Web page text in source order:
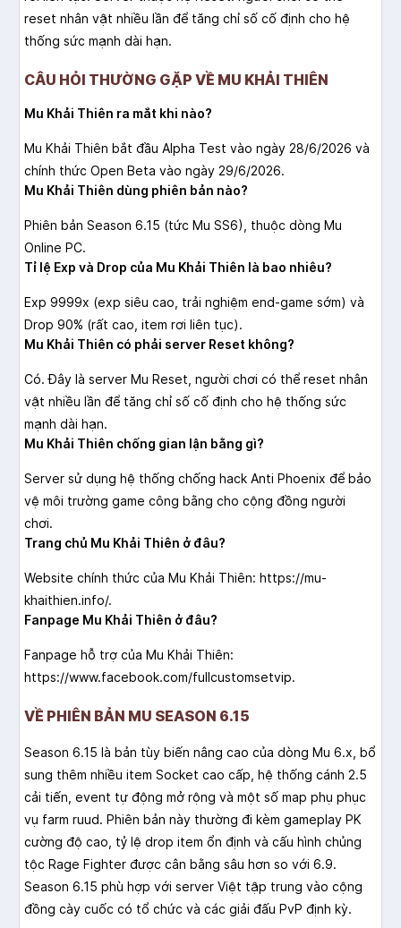
reset nhân vật nhiều lần để tăng chỉ số cố định cho hệ
thống sức mạnh dài hạn.
CÂU HỎI THƯỜNG GẶP VỀ MU KHẢI THIÊN
Mu Khải Thiên ra mắt khi nào?
Mu Khải Thiên bắt đầu Alpha Test vào ngày 28/6/2026 và
chính thức Open Beta vào ngày 29/6/2026.
Mu Khải Thiên dùng phiên bản nào?
Phiên bản Season 6.15 (tức Mu SS6), thuộc dòng Mu
Online PC.
Tỉ lệ Exp và Drop của Mu Khải Thiên là bao nhiêu?
Exp 9999x (exp siêu cao, trải nghiệm end-game sớm) và
Drop 90% (rất cao, item rơi liên tục).
Mu Khải Thiên có phải server Reset không?
Có. Đây là server Mu Reset, người chơi có thể reset nhân
vật nhiều lần để tăng chỉ số cố định cho hệ thống sức
mạnh dài hạn.
Mu Khải Thiên chống gian lận bằng gì?
Server sử dụng hệ thống chống hack Anti Phoenix để bảo
vệ môi trường game công bằng cho cộng đồng người
chơi.
Trang chủ Mu Khải Thiên ở đâu?
Website chính thức của Mu Khải Thiên: https://mu-
khaithien.info/.
Fanpage Mu Khải Thiên ở đâu?
Fanpage hỗ trợ của Mu Khải Thiên:
https://www.facebook.com/fullcustomsetvip.
VỀ PHIÊN BẢN MU SEASON 6.15
Season 6.15 là bản tùy biến nâng cao của dòng Mu 6.x, bổ
sung thêm nhiều item Socket cao cấp, hệ thống cánh 2.5
cải tiến, event tự động mở rộng và một số map phụ phục
vụ farm ruud. Phiên bản này thường đi kèm gameplay PK
cường độ cao, tỷ lệ drop item ổn định và cấu hình chủng
tộc Rage Fighter được cân bằng sâu hơn so với 6.9.
Season 6.15 phù hợp với server Việt tập trung vào cộng
đồng cày cuốc có tổ chức và các giải đấu PvP định kỳ.